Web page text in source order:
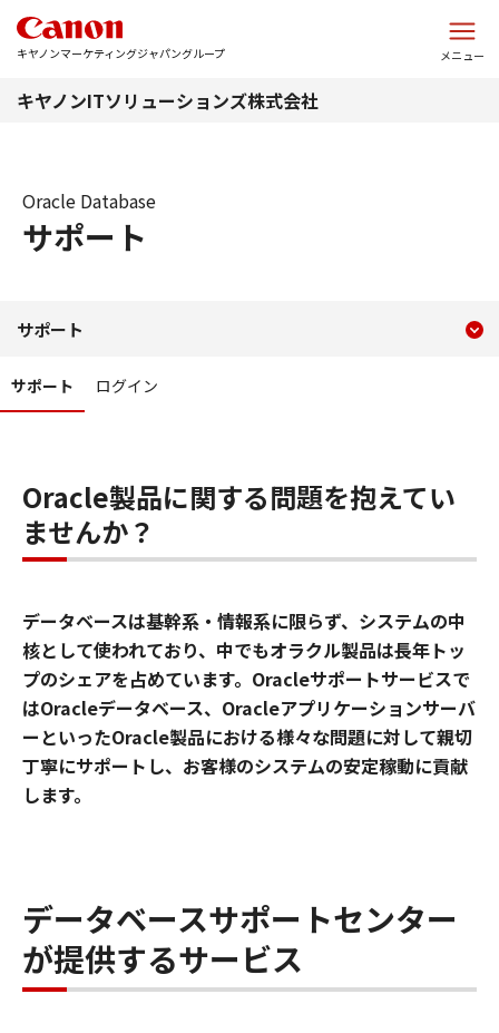
キヤノンマーケティングジャパングループ メニュー
キヤノンITソリューションズ株式会社
サポート
Oracle Database
サポート
サポート ログイン
Oracle製品に関する問題を抱えてい
ませんか？
データベースは基幹系・情報系に限らず、システムの中
核として使われており、中でもオラクル製品は長年トッ
プのシェアを占めています。Oracleサポートサービスで
はOracleデータベース、Oracleアプリケーションサーバ
ーといったOracle製品における様々な問題に対して親切
丁寧にサポートし、お客様のシステムの安定稼動に貢献
します。
データベースサポートセンター
が提供するサービス